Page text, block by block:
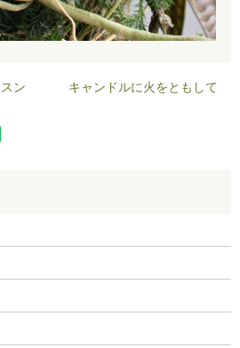
ン キャンドルに火をともして